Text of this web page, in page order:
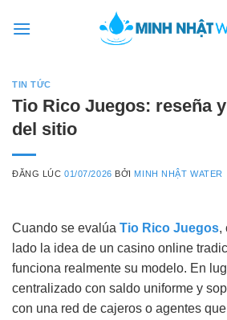
TIN TỨC
Tio Rico Juegos: reseña
del sitio
ĐĂNG LÚC01/07/2026 BỞI MINH NHẬT WATER
Cuando se evalúa Tio Rico Juegos,
lado la idea de un casino online
funciona realmente su modelo. En
centralizado con saldo uniforme y
con una red de cajeros o agentes